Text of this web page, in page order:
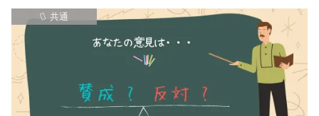
共通